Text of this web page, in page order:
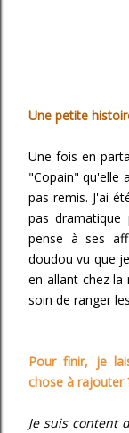
Une petite
Une fois en
"Copain" qu'elle
pas remis. J'ai
pas
pense à ses
doudou vu que
en allant chez la
soin de ranger
Pour finir, je
chose à rajouter
Je suis content